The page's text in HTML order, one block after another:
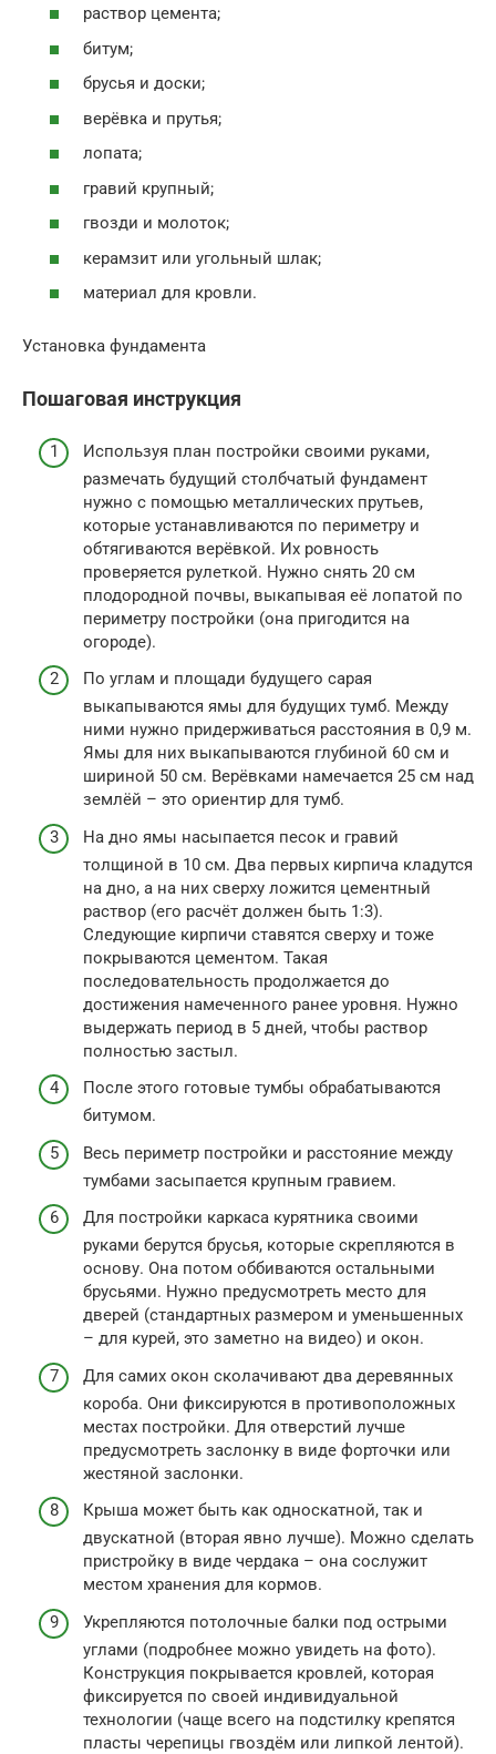
раствор цемента;
битум;
брусья и доски;
верёвка и прутья;
лопата;
гравий крупный;
гвозди и молоток;
керамзит или угольный шлак;
материал для кровли.
Установка фундамента
Пошаговая инструкция
Используя план постройки своими руками,
размечать будущий столбчатый фундамент
нужно с помощью металлических прутьев,
которые устанавливаются по периметру и
обтягиваются верёвкой. Их ровность
проверяется рулеткой. Нужно снять 20 см
плодородной почвы, выкапывая её лопатой по
периметру постройки (она пригодится на
огороде).
По углам и площади будущего сарая
выкапываются ямы для будущих тумб. Между
ними нужно придерживаться расстояния в 0,9 м.
Ямы для них выкапываются глубиной 60 см и
шириной 50 см. Верёвками намечается 25 см над
землёй – это ориентир для тумб.
На дно ямы насыпается песок и гравий
толщиной в 10 см. Два первых кирпича кладутся
на дно, а на них сверху ложится цементный
раствор (его расчёт должен быть 1:3).
Следующие кирпичи ставятся сверху и тоже
покрываются цементом. Такая
последовательность продолжается до
достижения намеченного ранее уровня. Нужно
выдержать период в 5 дней, чтобы раствор
полностью застыл.
После этого готовые тумбы обрабатываются
битумом.
Весь периметр постройки и расстояние между
тумбами засыпается крупным гравием.
Для постройки каркаса курятника своими
руками берутся брусья, которые скрепляются в
основу. Она потом оббиваются остальными
брусьями. Нужно предусмотреть место для
дверей (стандартных размером и уменьшенных
– для курей, это заметно на видео) и окон.
Для самих окон сколачивают два деревянных
короба. Они фиксируются в противоположных
местах постройки. Для отверстий лучше
предусмотреть заслонку в виде форточки или
жестяной заслонки.
Крыша может быть как односкатной, так и
двускатной (вторая явно лучше). Можно сделать
пристройку в виде чердака – она сослужит
местом хранения для кормов.
Укрепляются потолочные балки под острыми
углами (подробнее можно увидеть на фото).
Конструкция покрывается кровлей, которая
фиксируется по своей индивидуальной
технологии (чаще всего на подстилку крепятся
пласты черепицы гвоздём или липкой лентой).